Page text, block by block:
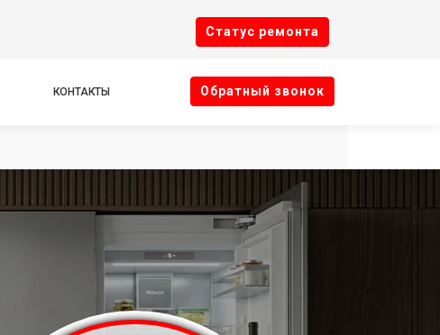
Cтатус ремонта
КОНТАКТЫ Oбратный звонок